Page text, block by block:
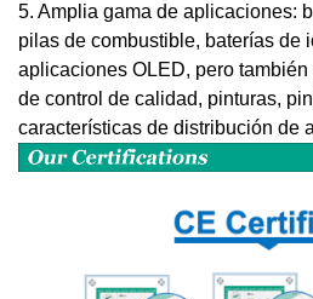
5. Amplia gama de aplicaciones:
pilas de combustible, baterías de
aplicaciones OLED, pero
de control de calidad, pinturas,
características de distribución de